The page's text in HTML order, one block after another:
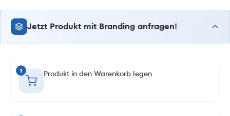
Jetzt Produkt mit Branding anfragen!
1 Produkt in den Warenkorb legen